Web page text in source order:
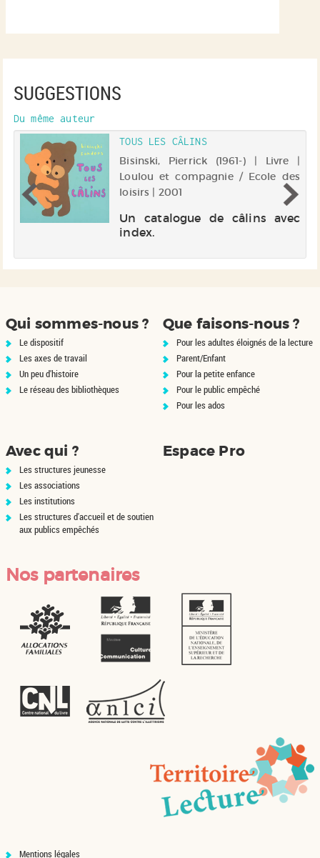
SUGGESTIONS
Du même auteur
TOUS LES CÂLINS
Bisinski, Pierrick (1961-) | Livre |
Loulou et compagnie / Ecole des
loisirs | 2001
Un catalogue de câlins avec
index.
Qui sommes-nous ?
Le dispositif
Les axes de travail
Un peu d'histoire
Le réseau des bibliothèques
Que faisons-nous ?
Pour les adultes éloignés de la lecture
Parent/Enfant
Pour la petite enfance
Pour le public empêché
Pour les ados
Avec qui ?
Les structures jeunesse
Les associations
Les institutions
Les structures d'accueil et de soutien
aux publics empêchés
Espace Pro
Nos partenaires
Mentions légales